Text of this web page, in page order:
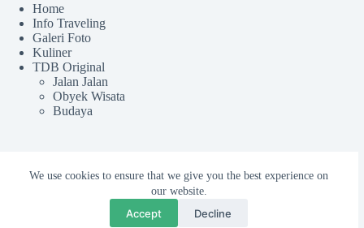
We use cookies to ensure that we give you the best experience on
our website.
Accept Decline
Home
Info Traveling
Galeri Foto
Kuliner
TDB Original
Jalan Jalan
Obyek Wisata
Budaya